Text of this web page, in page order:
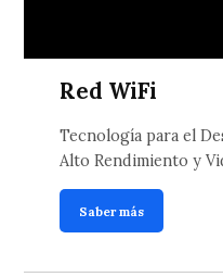
Red WiFi
Tecnología para el
Alto Rendimiento y
Saber más